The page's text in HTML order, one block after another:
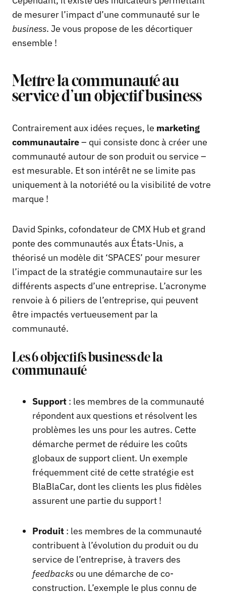
de mesurer l’impact d’une communauté sur le
business. Je vous propose de les décortiquer
ensemble !
Mettre la communauté au
service d’un objectif business
Contrairement aux idées reçues, le marketing
communautaire– qui consiste donc à créer une
communauté autour de son produit ou service –
est mesurable. Et son intérêt ne se limite pas
uniquement à la notoriété ou la visibilité de votre
marque !
David Spinks, cofondateur de CMX Hub et grand
ponte des communautés aux États-Unis, a
théorisé un modèle dit ‘SPACES’ pour mesurer
l’impact de la stratégie communautaire sur les
différents aspects d’une entreprise. L’acronyme
renvoie à 6 piliers de l’entreprise, qui peuvent
être impactés vertueusement par la
communauté.
Les 6 objectifs business de la
communauté
Support : les membres de la communauté
répondent aux questions et résolvent les
problèmes les uns pour les autres. Cette
démarche permet de réduire les coûts
globaux de support client. Un exemple
fréquemment cité de cette stratégie est
BlaBlaCar, dont les clients les plus fidèles
assurent une partie du support !
Produit : les membres de la communauté
contribuent à l’évolution du produit ou du
service de l’entreprise, à travers des
feedbacksou une démarche de co-
construction. L’exemple le plus connu de